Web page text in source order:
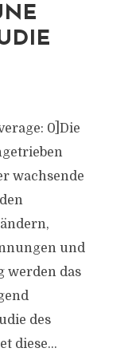
0]Die
wachsende
und
werden das
des
diese...